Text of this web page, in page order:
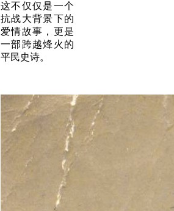
这不仅仅是一个
抗战大背景下的
爱情故事，更是
一部跨越烽火的
平民史诗。